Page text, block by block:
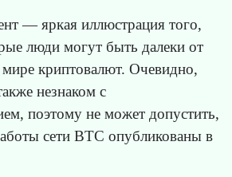
— яркая иллюстрация того,
люди могут быть далеки от
криптовалют. Очевидно,
незнаком с
поэтому не может допустить,
сети BTC опубликованы в